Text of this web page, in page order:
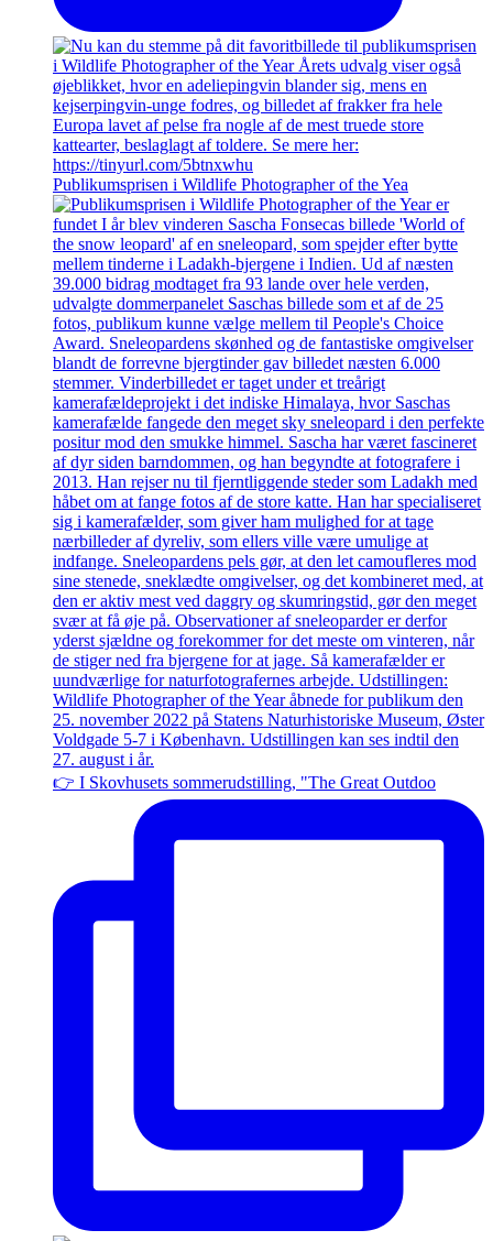
Publikumsprisen i Wildlife Photographer of the Yea
👉 I Skovhusets sommerudstilling, "The Great Outdoo